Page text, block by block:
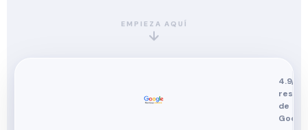
EMPIEZA AQUÍ
4.9/5
de